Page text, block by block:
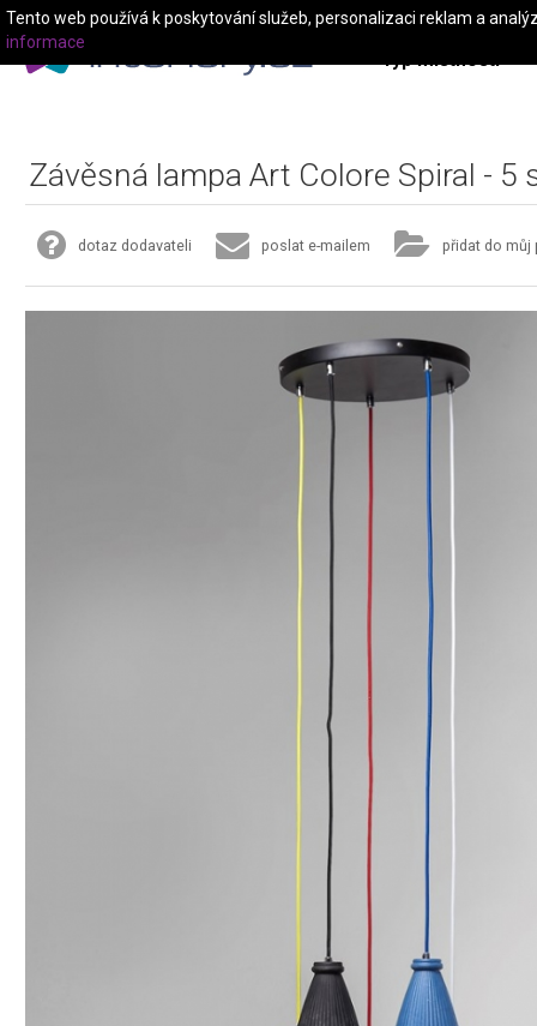
Typ místnosti
Závěsná lampa Art Colore Spiral - 5
dotaz dodavateli poslat e-mailem přidat do můj
Tento web používá k poskytování služeb, personalizaci reklam a
informace